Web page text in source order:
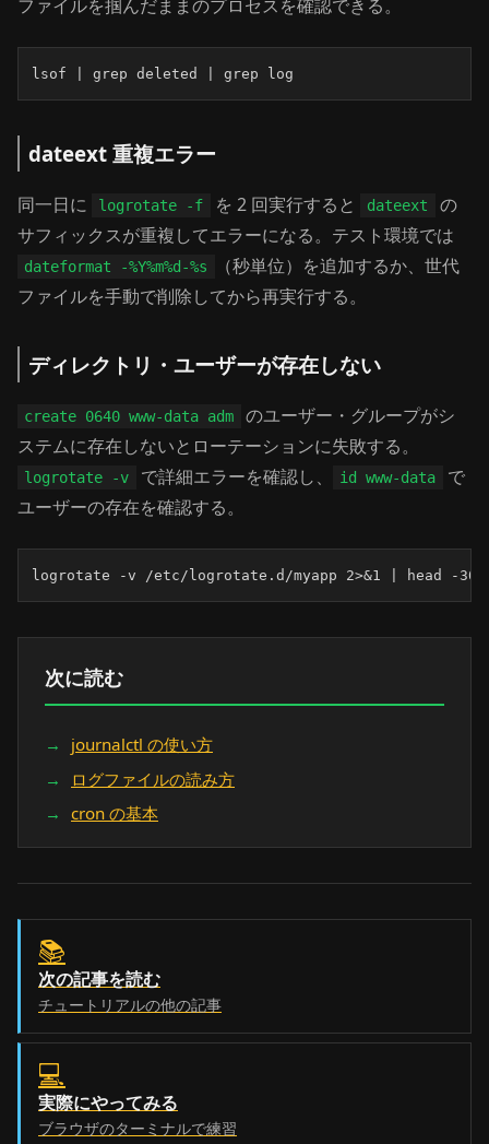
ファイルを掴んだままのプロセスを確認できる。
lsof | grep deleted | grep log
dateext 重複エラー
同一日に logrotate -f を 2 回実行すると dateext
の
サフィックスが重複してエラーになる。テスト環境では
dateformat -%Y%m%d-%s
（秒単位）を追加するか、世代
ファイルを手動で削除してから再実行する。
ディレクトリ・ユーザーが存在しない
create 0640 www-data adm
のユーザー・グループがシ
ステムに存在しないとローテーションに失敗する。
logrotate -v で詳細エラーを確認し、 id www-data
で
ユーザーの存在を確認する。
logrotate -v /etc/logrotate.d/myapp 2>&1 | head -30
次に読む
journalctl の使い方
ログファイルの読み方
cron の基本
📚
次の記事を読む
チュートリアルの他の記事
💻
実際にやってみる
ブラウザのターミナルで練習